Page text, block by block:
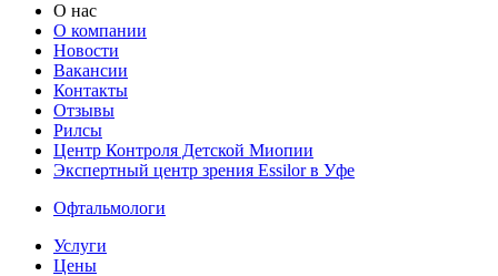
О нас
О компании
Новости
Вакансии
Контакты
Отзывы
Рилсы
Центр Контроля Детской Миопии
Экспертный центр зрения Essilor в Уфе
Офтальмологи
Услуги
Цены